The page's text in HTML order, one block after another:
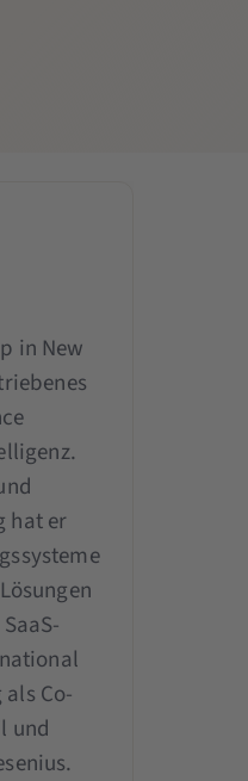
in New
hat er
Co-
und